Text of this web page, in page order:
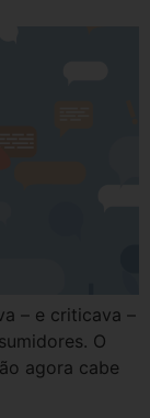
– e criticava –
O
agora cabe